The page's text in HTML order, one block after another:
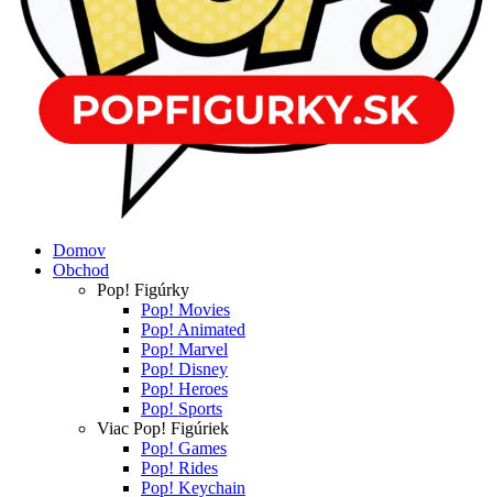
Domov
Obchod
Pop! Figúrky
Pop! Movies
Pop! Animated
Pop! Marvel
Pop! Disney
Pop! Heroes
Pop! Sports
Viac Pop! Figúriek
Pop! Games
Pop! Rides
Pop! Keychain